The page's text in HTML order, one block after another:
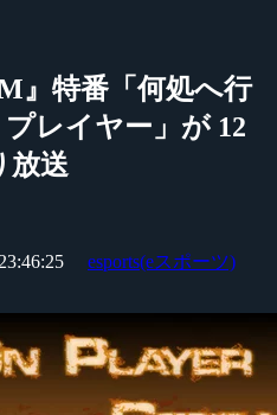
』特番「何処へ行
レイヤー」が 12
放送
esports(eスポーツ)